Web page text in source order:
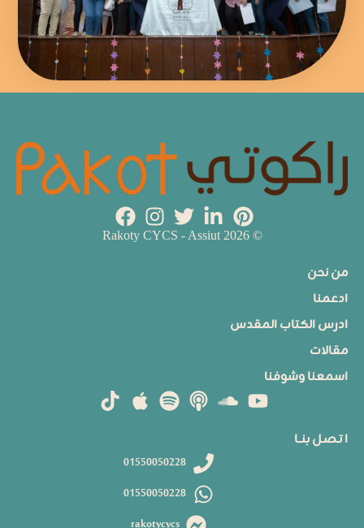
ا تـصـل بنــا
01550050228
01550050228
من نحن
ادعمنا
ادرس الكتاب المقدس
مقالات
اسمعنا وشوفنا
© 2026 Rakoty CYCS - Assiut